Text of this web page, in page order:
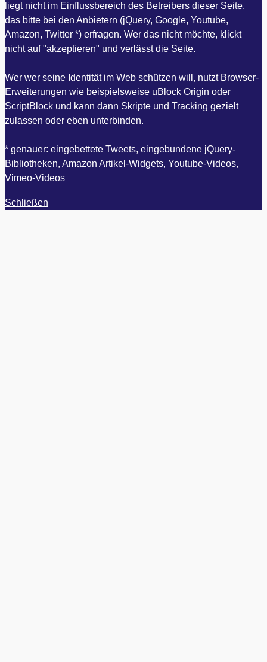
liegt nicht im Einflussbereich des Betreibers dieser Seite,
das bitte bei den Anbietern (jQuery, Google, Youtube,
Amazon, Twitter *) erfragen. Wer das nicht möchte, klickt
nicht auf "akzeptieren" und verlässt die Seite.
Wer wer seine Identität im Web schützen will, nutzt Browser-
Erweiterungen wie beispielsweise uBlock Origin oder
ScriptBlock und kann dann Skripte und Tracking gezielt
zulassen oder eben unterbinden.
* genauer: eingebettete Tweets, eingebundene jQuery-
Bibliotheken, Amazon Artikel-Widgets, Youtube-Videos,
Vimeo-Videos
Schließen